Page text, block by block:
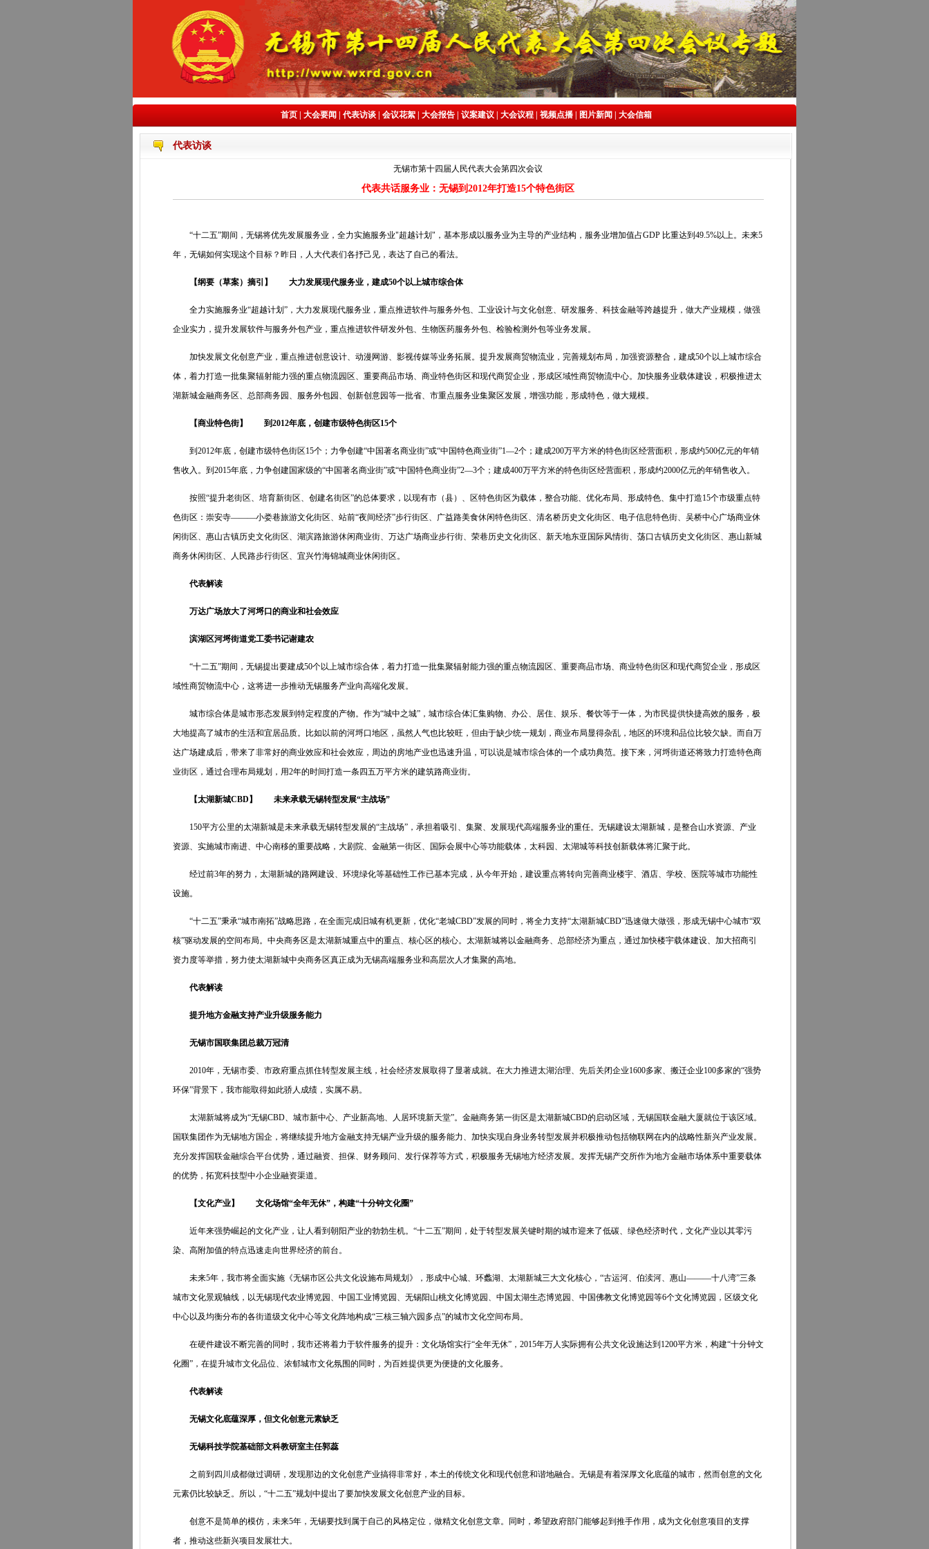
首页 大会要闻 代表访谈 会议花絮 大会报告 议案建议 大会议程 视频点播 图片新闻 大会信箱
代表访谈
无锡市第十四届人民代表大会第四次会议
代表共话服务业：无锡到2012年打造15个特色街区
“十二五”期间，无锡将优先发展服务业，全力实施服务业"超越计划"，基本形成以服务业为主导的产业结构，服务业增加值占GDP 比重达到49.5%以上。未来5
年，无锡如何实现这个目标？昨日，人大代表们各抒己见，表达了自己的看法。
【纲要（草案）摘引】 大力发展现代服务业，建成50个以上城市综合体
全力实施服务业“超越计划”，大力发展现代服务业，重点推进软件与服务外包、工业设计与文化创意、研发服务、科技金融等跨越提升，做大产业规模，做强
企业实力，提升发展软件与服务外包产业，重点推进软件研发外包、生物医药服务外包、检验检测外包等业务发展。
加快发展文化创意产业，重点推进创意设计、动漫网游、影视传媒等业务拓展。提升发展商贸物流业，完善规划布局，加强资源整合，建成50个以上城市综合
体，着力打造一批集聚辐射能力强的重点物流园区、重要商品市场、商业特色街区和现代商贸企业，形成区域性商贸物流中心。加快服务业载体建设，积极推进太
湖新城金融商务区、总部商务园、服务外包园、创新创意园等一批省、市重点服务业集聚区发展，增强功能，形成特色，做大规模。
【商业特色街】 到2012年底，创建市级特色街区15个
到2012年底，创建市级特色街区15个；力争创建“中国著名商业街”或“中国特色商业街”1—2个；建成200万平方米的特色街区经营面积，形成约500亿元的年销
售收入。到2015年底，力争创建国家级的“中国著名商业街”或“中国特色商业街”2—3个；建成400万平方米的特色街区经营面积，形成约2000亿元的年销售收入。
按照“提升老街区、培育新街区、创建名街区”的总体要求，以现有市（县）、区特色街区为载体，整合功能、优化布局、形成特色、集中打造15个市级重点特
色街区：崇安寺———小娄巷旅游文化街区、站前“夜间经济”步行街区、广益路美食休闲特色街区、清名桥历史文化街区、电子信息特色街、吴桥中心广场商业休
闲街区、惠山古镇历史文化街区、湖滨路旅游休闲商业街、万达广场商业步行街、荣巷历史文化街区、新天地东亚国际风情街、荡口古镇历史文化街区、惠山新城
商务休闲街区、人民路步行街区、宜兴竹海锦城商业休闲街区。
代表解读
万达广场放大了河埒口的商业和社会效应
滨湖区河埒街道党工委书记谢建农
“十二五”期间，无锡提出要建成50个以上城市综合体，着力打造一批集聚辐射能力强的重点物流园区、重要商品市场、商业特色街区和现代商贸企业，形成区
域性商贸物流中心，这将进一步推动无锡服务产业向高端化发展。
城市综合体是城市形态发展到特定程度的产物。作为“城中之城”，城市综合体汇集购物、办公、居住、娱乐、餐饮等于一体，为市民提供快捷高效的服务，极
大地提高了城市的生活和宜居品质。比如以前的河埒口地区，虽然人气也比较旺，但由于缺少统一规划，商业布局显得杂乱，地区的环境和品位比较欠缺。而自万
达广场建成后，带来了非常好的商业效应和社会效应，周边的房地产业也迅速升温，可以说是城市综合体的一个成功典范。接下来，河埒街道还将致力打造特色商
业街区，通过合理布局规划，用2年的时间打造一条四五万平方米的建筑路商业街。
【太湖新城CBD】 未来承载无锡转型发展“主战场”
150平方公里的太湖新城是未来承载无锡转型发展的“主战场”，承担着吸引、集聚、发展现代高端服务业的重任。无锡建设太湖新城，是整合山水资源、产业
资源、实施城市南进、中心南移的重要战略，大剧院、金融第一街区、国际会展中心等功能载体，太科园、太湖城等科技创新载体将汇聚于此。
经过前3年的努力，太湖新城的路网建设、环境绿化等基础性工作已基本完成，从今年开始，建设重点将转向完善商业楼宇、酒店、学校、医院等城市功能性
设施。
“十二五”秉承“城市南拓”战略思路，在全面完成旧城有机更新，优化“老城CBD”发展的同时，将全力支持“太湖新城CBD”迅速做大做强，形成无锡中心城市“双
核”驱动发展的空间布局。中央商务区是太湖新城重点中的重点、核心区的核心。太湖新城将以金融商务、总部经济为重点，通过加快楼宇载体建设、加大招商引
资力度等举措，努力使太湖新城中央商务区真正成为无锡高端服务业和高层次人才集聚的高地。
代表解读
提升地方金融支持产业升级服务能力
无锡市国联集团总裁万冠清
2010年，无锡市委、市政府重点抓住转型发展主线，社会经济发展取得了显著成就。在大力推进太湖治理、先后关闭企业1600多家、搬迁企业100多家的“强势
环保”背景下，我市能取得如此骄人成绩，实属不易。
太湖新城将成为“无锡CBD、城市新中心、产业新高地、人居环境新天堂”。金融商务第一街区是太湖新城CBD的启动区域，无锡国联金融大厦就位于该区域。
国联集团作为无锡地方国企，将继续提升地方金融支持无锡产业升级的服务能力、加快实现自身业务转型发展并积极推动包括物联网在内的战略性新兴产业发展。
充分发挥国联金融综合平台优势，通过融资、担保、财务顾问、发行保荐等方式，积极服务无锡地方经济发展。发挥无锡产交所作为地方金融市场体系中重要载体
的优势，拓宽科技型中小企业融资渠道。
【文化产业】 文化场馆“全年无休”，构建“十分钟文化圈”
近年来强势崛起的文化产业，让人看到朝阳产业的勃勃生机。“十二五”期间，处于转型发展关键时期的城市迎来了低碳、绿色经济时代，文化产业以其零污
染、高附加值的特点迅速走向世界经济的前台。
未来5年，我市将全面实施《无锡市区公共文化设施布局规划》，形成中心城、环蠡湖、太湖新城三大文化核心，“古运河、伯渎河、惠山———十八湾”三条
城市文化景观轴线，以无锡现代农业博览园、中国工业博览园、无锡阳山桃文化博览园、中国太湖生态博览园、中国佛教文化博览园等6个文化博览园，区级文化
中心以及均衡分布的各街道级文化中心等文化阵地构成“三核三轴六园多点”的城市文化空间布局。
在硬件建设不断完善的同时，我市还将着力于软件服务的提升：文化场馆实行“全年无休”，2015年万人实际拥有公共文化设施达到1200平方米，构建“十分钟文
化圈”，在提升城市文化品位、浓郁城市文化氛围的同时，为百姓提供更为便捷的文化服务。
代表解读
无锡文化底蕴深厚，但文化创意元素缺乏
无锡科技学院基础部文科教研室主任郭蕊
之前到四川成都做过调研，发现那边的文化创意产业搞得非常好，本土的传统文化和现代创意和谐地融合。无锡是有着深厚文化底蕴的城市，然而创意的文化
元素仍比较缺乏。所以，“十二五”规划中提出了要加快发展文化创意产业的目标。
创意不是简单的模仿，未来5年，无锡要找到属于自己的风格定位，做精文化创意文章。同时，希望政府部门能够起到推手作用，成为文化创意项目的支撑
者，推动这些新兴项目发展壮大。